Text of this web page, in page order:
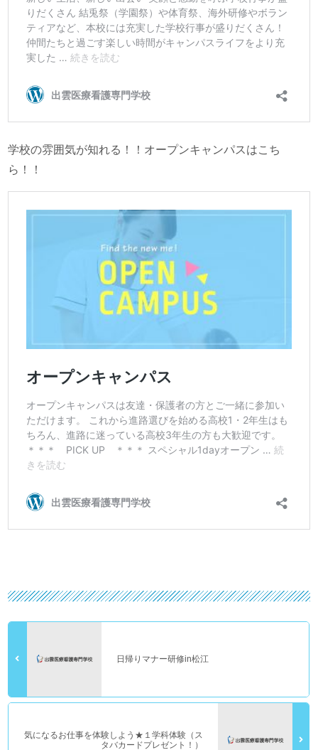
学校の雰囲気が知れる！！オープンキャンパスはこち
ら！！
日帰りマナー研修in松江
気になるお仕事を体験しよう★１学科体験（ス
タバカードプレゼント！）